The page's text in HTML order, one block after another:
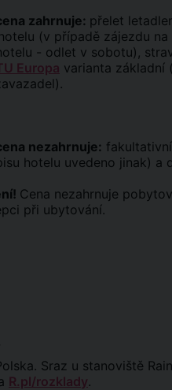
zahrnuje: přelet
(v případě zájezdu
- odlet v sobotu),
Europa varianta základní
nezahrnuje:
hotelu uvedeno jinak) a
Cena nezahrnuje
při ubytování.
Sraz u stanoviště
R.pl/rozklady.